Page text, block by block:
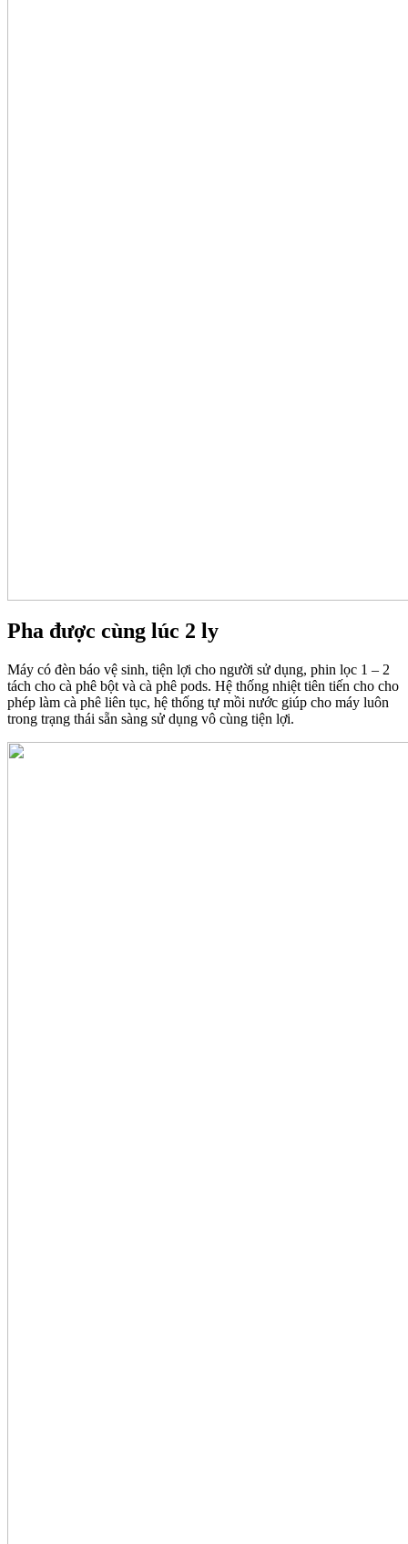
Pha được cùng lúc 2 ly
Máy có đèn báo vệ sinh, tiện lợi cho người sử dụng, phin lọc 1 – 2
tách cho cà phê bột và cà phê pods. Hệ thống nhiệt tiên tiến cho cho
phép làm cà phê liên tục, hệ thống tự mồi nước giúp cho máy luôn
trong trạng thái sẵn sàng sử dụng vô cùng tiện lợi.